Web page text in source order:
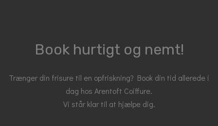
Book hurtigt og nemt!
Trænger din frisure til en opfriskning? Book din tid allerede i
dag hos Arentoft Coiffure.
Vi står klar til at hjælpe dig.